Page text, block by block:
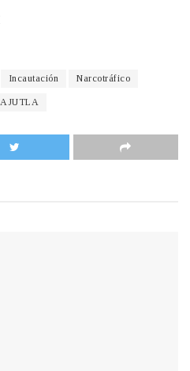
Incautación Narcotráfico